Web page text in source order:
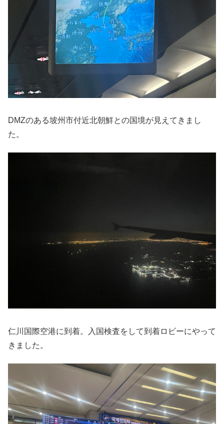
DMZのある坡州市付近北朝鮮との国境が見えてきまし
た。
仁川国際空港に到着。入国検査をして到着ロビーにやって
きました。